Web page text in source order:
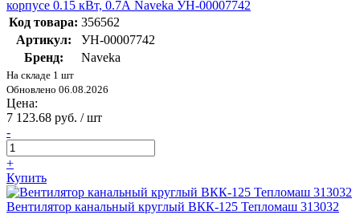
корпусе 0.15 кВт, 0.7А Naveka УН-00007742
Код товара: 356562
Артикул:
УН-00007742
Бренд:
Naveka
На складе 1 шт
Обновлено 06.08.2026
Цена:
7 123.68 руб. / шт
-
+
Купить
Вентилятор канальный круглый ВКК-125 Тепломаш 313032